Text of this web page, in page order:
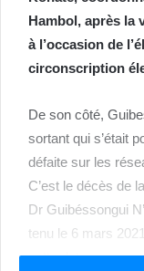
Hambol, après la
à l’occasion de
circonscription
De son côté,
sortant qui s’était
défaite sur les
C’est le décès de
Dr Guibéssongui
tenu le 6 mars
cette date.